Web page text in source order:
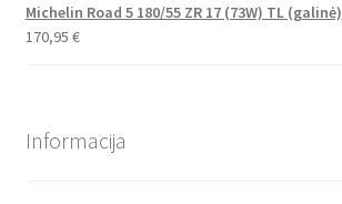
Michelin Road 5 180/55 ZR 17 (73W) TL (galinė)
170,95 €
Informacija